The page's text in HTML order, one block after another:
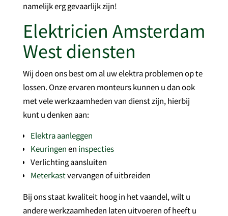
namelijk erg gevaarlijk zijn!
Elektricien Amsterdam
West diensten
Wij doen ons best om al uw elektra problemen op te
lossen. Onze ervaren monteurs kunnen u dan ook
met vele werkzaamheden van dienst zijn, hierbij
kunt u denken aan:
Elektra aanleggen
Keuringenen inspecties
Verlichting aansluiten
Meterkastvervangen of uitbreiden
Bij ons staat kwaliteit hoog in het vaandel, wilt u
andere werkzaamheden laten uitvoeren of heeft u